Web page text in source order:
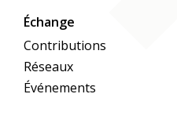
Échange
Contributions
Réseaux
Événements